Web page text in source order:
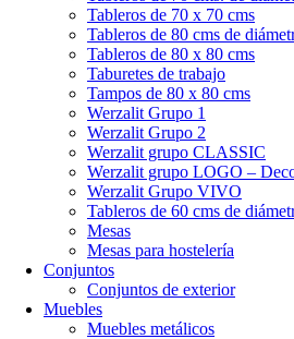
Tableros de 70 x 70 cms
Tableros de 80 cms de
Tableros de 80 x 80 cms
Taburetes de trabajo
Tampos de 80 x 80 cms
Werzalit Grupo 1
Werzalit Grupo 2
Werzalit grupo CLASSIC
Werzalit grupo LOGO –
Werzalit Grupo VIVO
Tableros de 60 cms de
Mesas
Mesas para hostelería
Conjuntos
Conjuntos de exterior
Muebles
Muebles metálicos